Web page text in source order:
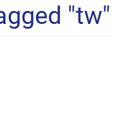
"tw"